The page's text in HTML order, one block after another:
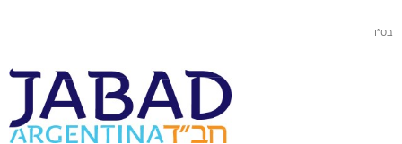
בס”ד